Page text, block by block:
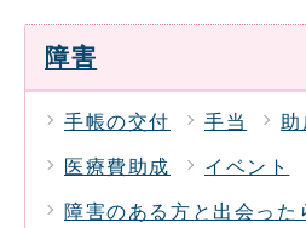
障害
手帳の交付 手当
医療費助成 イベント
障害のある方と出会った